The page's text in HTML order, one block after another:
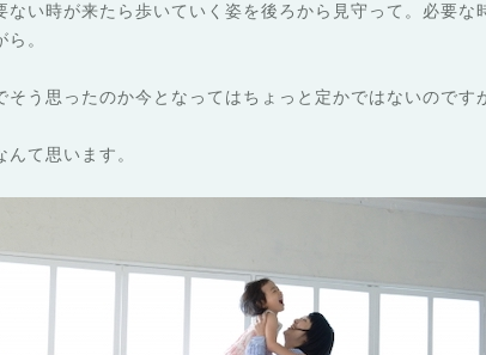
ない時が来たら歩いていく姿を後ろから見守って。必要な
。
そう思ったのか今となってはちょっと定かではないのです
て思います。